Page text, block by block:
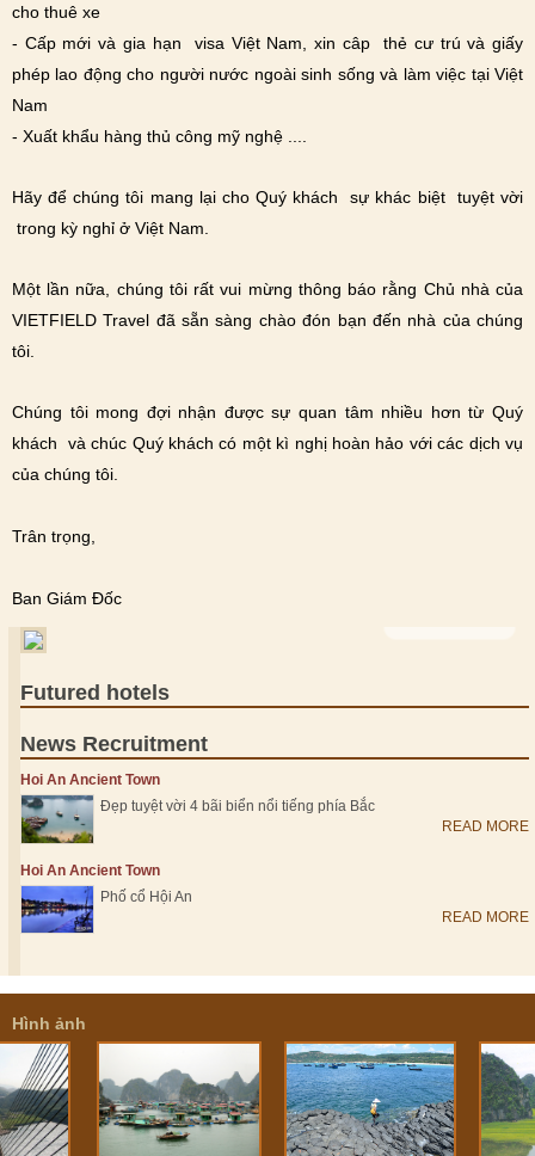
cho thuê xe
- Cấp mới và gia hạn visa Việt Nam, xin câp thẻ cư trú và giấy
phép lao động cho người nước ngoài sinh sống và làm việc tại Việt
Nam
- Xuất khẩu hàng thủ công mỹ nghệ ....
Hãy để chúng tôi mang lại cho Quý khách sự khác biệt tuyệt vời
trong kỳ nghỉ ở Việt Nam.
Một lần nữa, chúng tôi rất vui mừng thông báo rằng Chủ nhà của
VIETFIELD Travel đã sẵn sàng chào đón bạn đến nhà của chúng
tôi.
Chúng tôi mong đợi nhận được sự quan tâm nhiều hơn từ Quý
khách và chúc Quý khách có một kì nghị hoàn hảo với các dịch vụ
của chúng tôi.
Trân trọng,
Ban Giám Đốc
Futured hotels
News Recruitment
Hoi An Ancient Town
Đẹp tuyệt vời 4 bãi biển nổi tiếng phía Bắc
READ MORE
Hoi An Ancient Town
Phố cổ Hội An
READ MORE
Hình ảnh